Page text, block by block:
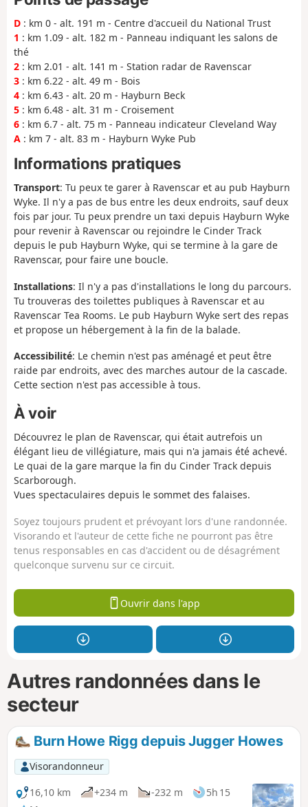
D : km 0 - alt. 191 m - Centre d'accueil du National Trust
1 : km 1.09 - alt. 182 m - Panneau indiquant les salons de
thé
2 : km 2.01 - alt. 141 m - Station radar de Ravenscar
3 : km 6.22 - alt. 49 m - Bois
4 : km 6.43 - alt. 20 m - Hayburn Beck
5 : km 6.48 - alt. 31 m - Croisement
6 : km 6.7 - alt. 75 m - Panneau indicateur Cleveland Way
A : km 7 - alt. 83 m - Hayburn Wyke Pub
Informations pratiques
Transport: Tu peux te garer à Ravenscar et au pub Hayburn
Wyke. Il n'y a pas de bus entre les deux endroits, sauf deux
fois par jour. Tu peux prendre un taxi depuis Hayburn Wyke
pour revenir à Ravenscar ou rejoindre le Cinder Track
depuis le pub Hayburn Wyke, qui se termine à la gare de
Ravenscar, pour faire une boucle.
Installations: Il n'y a pas d'installations le long du parcours.
Tu trouveras des toilettes publiques à Ravenscar et au
Ravenscar Tea Rooms. Le pub Hayburn Wyke sert des repas
et propose un hébergement à la fin de la balade.
Accessibilité: Le chemin n'est pas aménagé et peut être
raide par endroits, avec des marches autour de la cascade.
Cette section n'est pas accessible à tous.
À voir
Découvrez le plan de Ravenscar, qui était autrefois un
élégant lieu de villégiature, mais qui n'a jamais été achevé.
Le quai de la gare marque la fin du Cinder Track depuis
Scarborough.
Vues spectaculaires depuis le sommet des falaises.
Soyez toujours prudent et prévoyant lors d'une randonnée.
Visorando et l'auteur de cette fiche ne pourront pas être
tenus responsables en cas d'accident ou de désagrément
quelconque survenu sur ce circuit.
Ouvrir dans l'app
Autres randonnées dans le
secteur
Burn Howe Rigg depuis Jugger Howes
Visorandonneur
16,10 km
+234 m -232 m
5h 15